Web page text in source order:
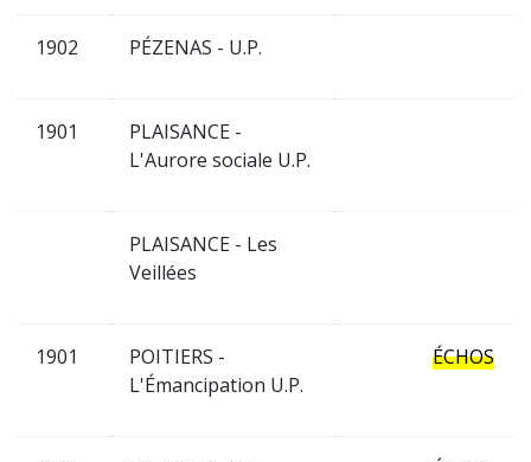
1902 PÉZENAS - U.P.
1901
PLAISANCE -
L'Aurore sociale U.P.
PLAISANCE - Les
Veillées
1901
POITIERS -
L'Émancipation U.P.
ÉCHOS